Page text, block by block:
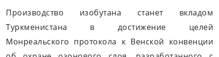
Производство изобутана станет вкладом
Туркменистана в достижение целей
Монреальского протокола к Венской конвенции